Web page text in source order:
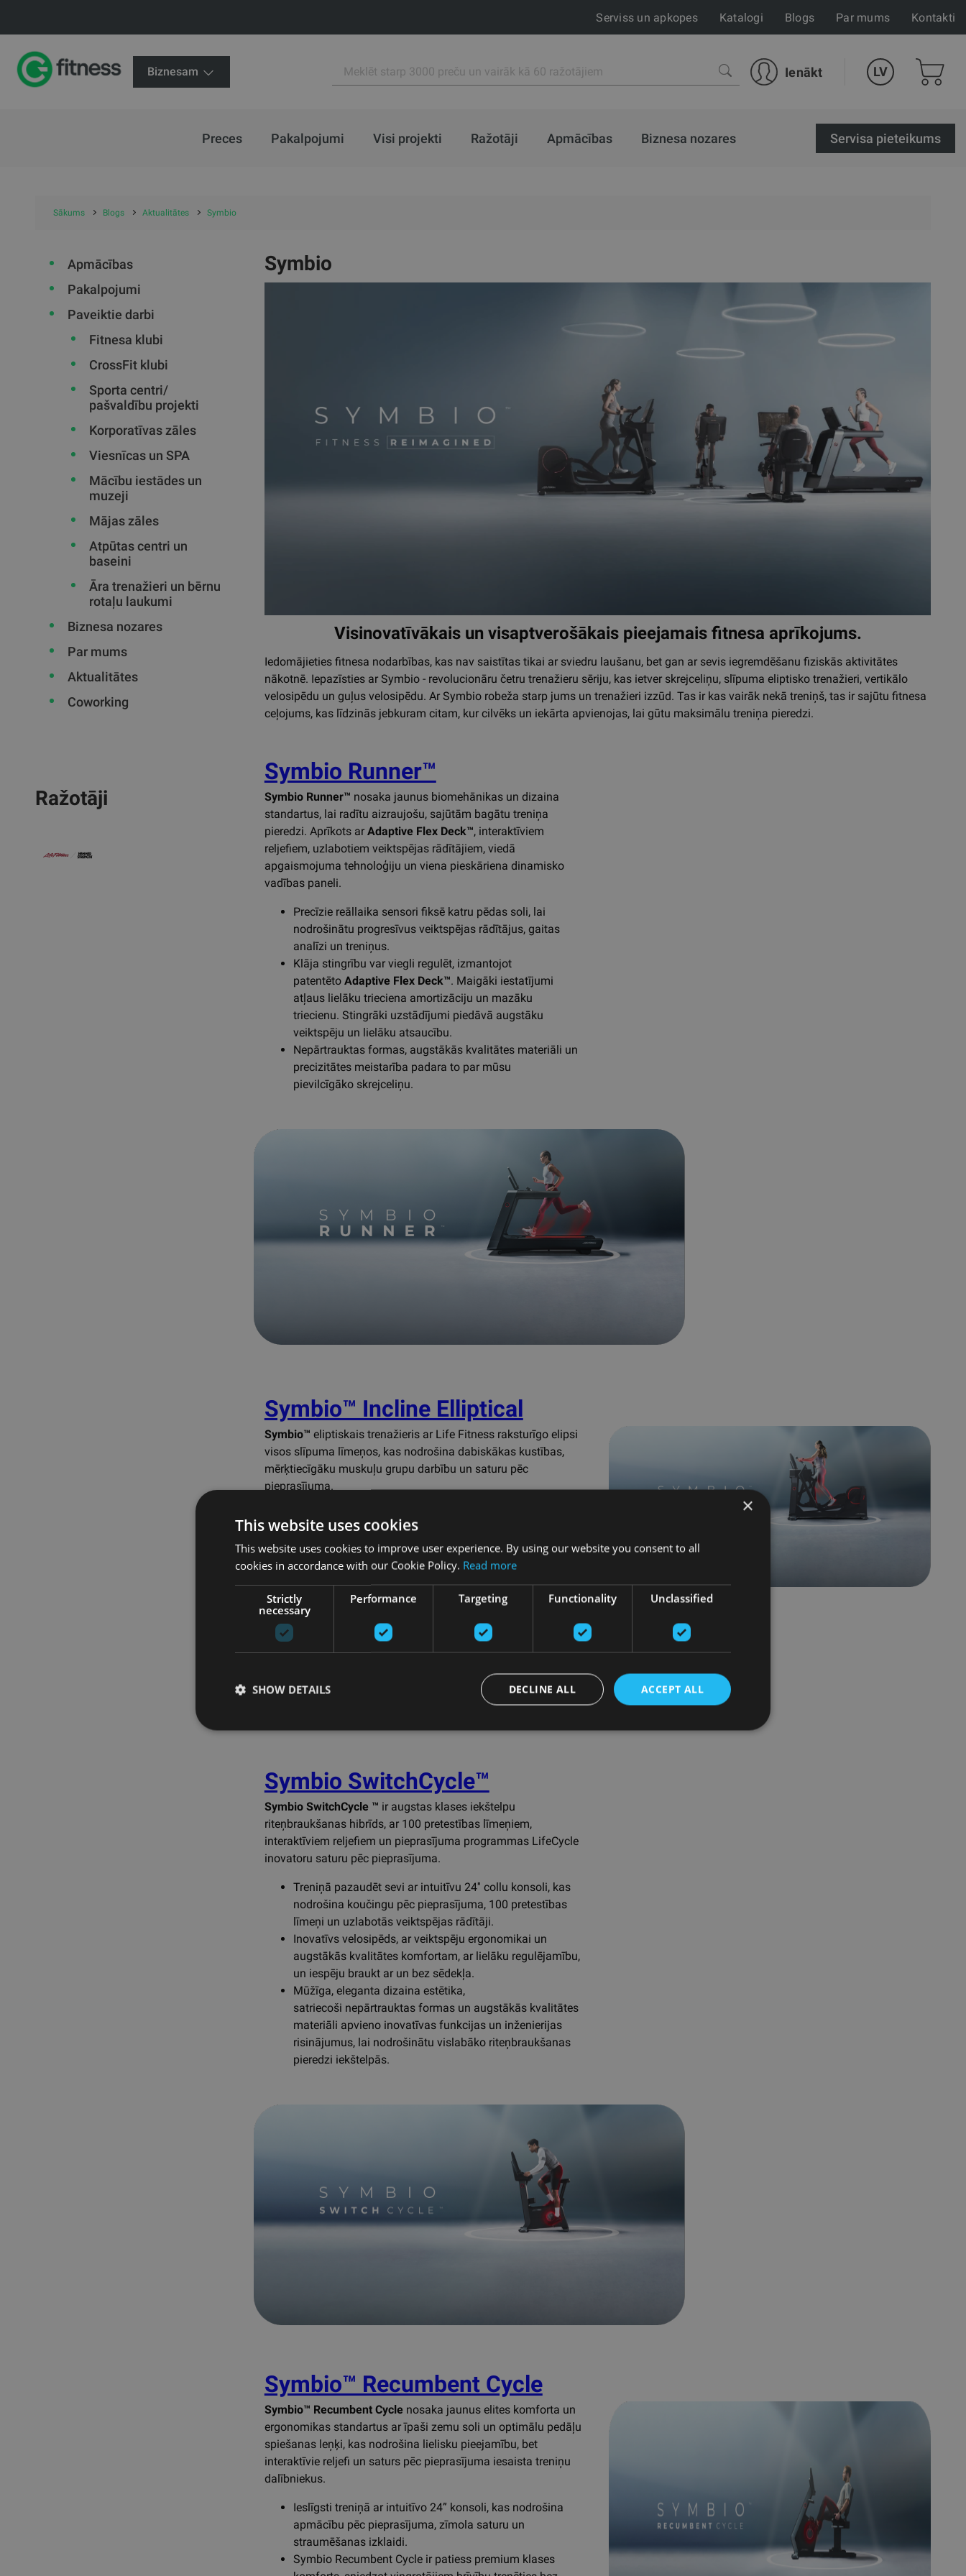
Serviss un apkopes Katalogi Blogs Par mums Kontakti
Biznesam Ienākt LV
Preces Pakalpojumi Visi projekti Ražotāji Apmācības Biznesa nozares Servisa pieteikums
Sākums Blogs Aktualitātes Symbio
Apmācības
Pakalpojumi
Paveiktie darbi
Fitnesa klubi
CrossFit klubi
Sporta centri/
pašvaldību projekti
Korporatīvas zāles
Viesnīcas un SPA
Mācību iestādes un
muzeji
Mājas zāles
Atpūtas centri un
baseini
Āra trenažieri un bērnu
rotaļu laukumi
Biznesa nozares
Par mums
Aktualitātes
Coworking
Ražotāji
Symbio
Visinovatīvākais un visaptverošākais pieejamais fitnesa aprīkojums.
Iedomājieties fitnesa nodarbības, kas nav saistītas tikai ar sviedru laušanu, bet gan ar sevis iegremdēšanu fiziskās aktivitātes
nākotnē. Iepazīsties ar Symbio - revolucionāru četru trenažieru sēriju, kas ietver skrejceliņu, slīpuma eliptisko trenažieri, vertikālo
velosipēdu un guļus velosipēdu. Ar Symbio robeža starp jums un trenažieri izzūd. Tas ir kas vairāk nekā treniņš, tas ir sajūtu fitnesa
ceļojums, kas līdzinās jebkuram citam, kur cilvēks un iekārta apvienojas, lai gūtu maksimālu treniņa pieredzi.
Symbio Runner™
Symbio Runner™ nosaka jaunus biomehānikas un dizaina
standartus, lai radītu aizraujošu, sajūtām bagātu treniņa
pieredzi. Aprīkots ar Adaptive Flex Deck™, interaktīviem
reljefiem, uzlabotiem veiktspējas rādītājiem, viedā
apgaismojuma tehnoloģiju un viena pieskāriena dinamisko
vadības paneli.
Precīzie reāllaika sensori fiksē katru pēdas soli, lai
nodrošinātu progresīvus veiktspējas rādītājus, gaitas
analīzi un treniņus.
Klāja stingrību var viegli regulēt, izmantojot
patentēto Adaptive Flex Deck™. Maigāki iestatījumi
atļaus lielāku trieciena amortizāciju un mazāku
triecienu. Stingrāki uzstādījumi piedāvā augstāku
veiktspēju un lielāku atsaucību.
Nepārtrauktas formas, augstākās kvalitātes materiāli un
precizitātes meistarība padara to par mūsu
pievilcīgāko skrejceliņu.
Symbio™ Incline Elliptical
Symbio™ eliptiskais trenažieris ar Life Fitness raksturīgo elipsi
visos slīpuma līmeņos, kas nodrošina dabiskākas kustības,
mērķtiecīgāku muskuļu grupu darbību un saturu pēc
pieprasījuma.
nodrošina interaktīvu muskuļu karti, koučingu pēc
pieprasījuma un izklaides straumēšanu.
Slīpuma mehānisms līdzinās
organiskai dabīgai skriešanai.
Augstākās kvalitātes estētika un ergonomiskā inovācija
nodrošina, lai trenažieris ne tikai izskatās labi, bet arī
sniedz labāko pieredzi.
Symbio SwitchCycle™
Symbio SwitchCycle ™ ir augstas klases iekštelpu
riteņbraukšanas hibrīds, ar 100 pretestības līmeņiem,
interaktīviem reljefiem un pieprasījuma programmas LifeCycle
inovatoru saturu pēc pieprasījuma.
Treniņā pazaudēt sevi ar intuitīvu 24'' collu konsoli, kas
nodrošina koučingu pēc pieprasījuma, 100 pretestības
līmeņi un uzlabotās veiktspējas rādītāji.
Inovatīvs velosipēds, ar veiktspēju ergonomikai un
augstākās kvalitātes komfortam, ar lielāku regulējamību,
un iespēju braukt ar un bez sēdekļa.
Mūžīga, eleganta dizaina estētika,
satriecoši nepārtrauktas formas un augstākās kvalitātes
materiāli apvieno inovatīvas funkcijas un inženierijas
risinājumus, lai nodrošinātu vislabāko riteņbraukšanas
pieredzi iekštelpās.
Symbio™ Recumbent Cycle
Symbio™ Recumbent Cyclenosaka jaunus elites komforta un
ergonomikas standartus ar īpaši zemu soli un optimālu pedāļu
spiešanas leņķi, kas nodrošina lielisku pieejamību, bet
interaktīvie reljefi un saturs pēc pieprasījuma iesaista treniņu
dalībniekus.
Ieslīgsti treniņā ar intuitīvo 24” konsoli, kas nodrošina
apmācību pēc pieprasījuma, zīmola saturu un
straumēšanas izklaidi.
Symbio Recumbent Cycle ir patiess premium klases
×
This website uses cookies
This website uses cookies to improve user experience. By using our website you consent to all
cookies in accordance with our Cookie Policy. Read more
Strictly
necessary
Performance Targeting Functionality Unclassified
ACCEPT ALL
DECLINE ALL
SHOW DETAILS